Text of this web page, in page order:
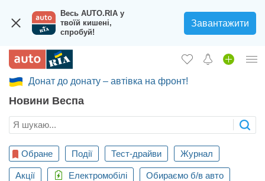
Весь AUTO.RIA у
твоїй кишені,
спробуй!
Завантажити
Увійти в кабінет
Збір на авто для ЗСУ
Вживані авто
Нові авто
Новини
Донат до донату – автівка на фронт!
Новини Веспа
Обране Події Тест-драйви Журнал
Акції Електромобілі Обираємо б/в авто